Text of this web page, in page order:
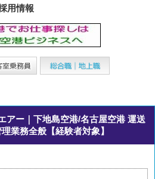
用情報
アー｜下地島空港/名古屋空港 運送
業務全般【経験者対象】